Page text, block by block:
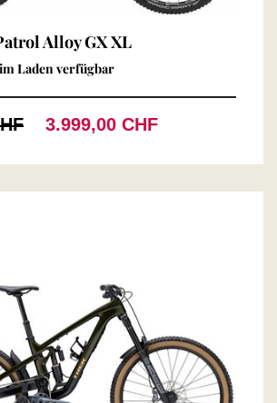
Alloy GX XL
Laden verfügbar
3.999,00 CHF